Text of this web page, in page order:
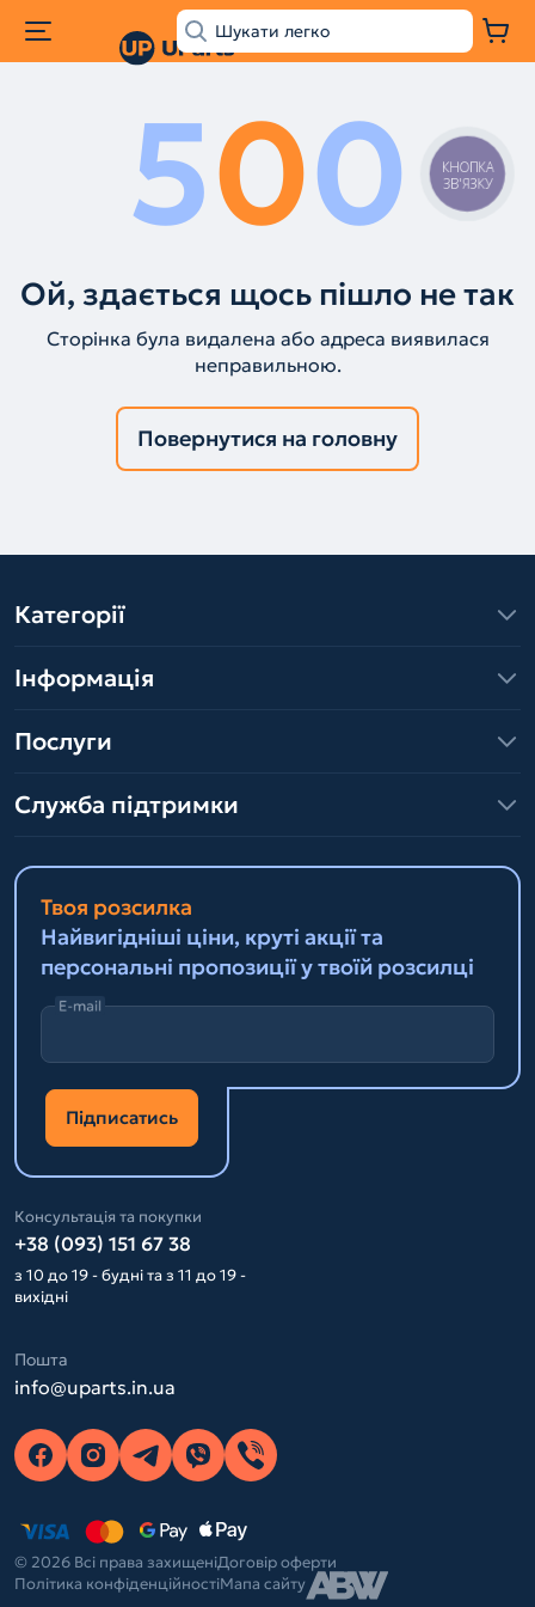
500
Ой, здається щось пішло не так
Сторінка була видалена або адреса виявилася
неправильною.
Повернутися на головну
Категорії
Інформація
Послуги
Служба підтримки
Твоя розсилка
Найвигідніші ціни, круті акції та
персональні пропозиції у твоїй розсилці
E-mail
Підписатись
Консультація та покупки
+38 (093) 151 67 38
з 10 до 19 - будні та з 11 до 19 -
вихідні
Пошта
info@uparts.in.ua
© 2026 Всі права захищеніДоговір оферти
Політика конфіденційностіМапа сайту
КНОПКА
ЗВ'ЯЗКУ